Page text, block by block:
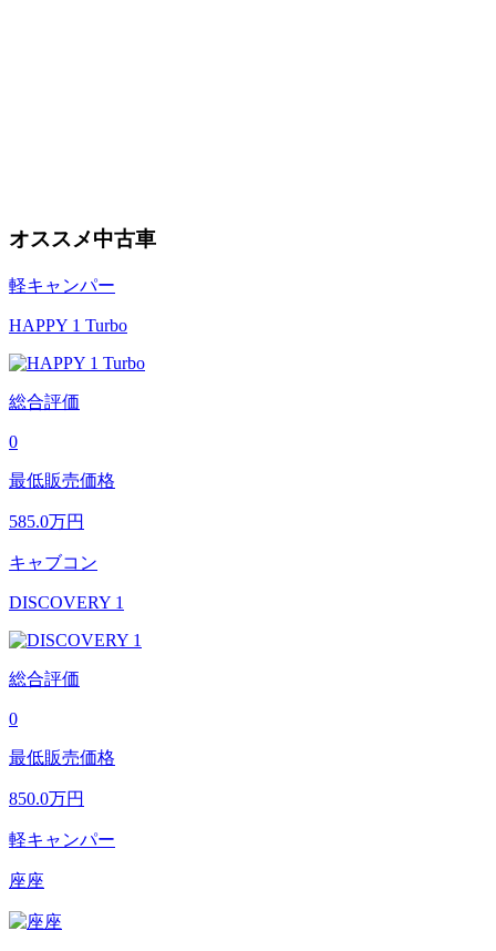
オススメ中古車
軽キャンパー
HAPPY 1 Turbo
総合評価
0
最低販売価格
585.0万円
キャブコン
DISCOVERY 1
総合評価
0
最低販売価格
850.0万円
軽キャンパー
座座